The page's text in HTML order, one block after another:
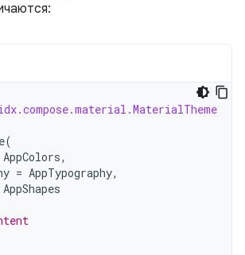
(
AppColors,
= AppTypography,
AppShapes